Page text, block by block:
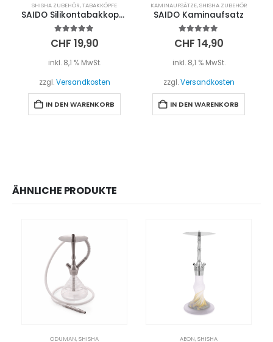
SHISHA ZUBEHÖR,TABAKKÖPFE
SAIDO Silikontabakkopf 7-Loch – Schwarz
5.00out of 5
CHF 19,90
inkl. 8,1 % MwSt.
zzgl.Versandkosten
IN DEN WARENKORB
KAMINAUFSÄTZE,SHISHA ZUBEHÖR
SAIDO Kaminaufsatz
5.00out of 5
CHF 14,90
inkl. 8,1 % MwSt.
zzgl.Versandkosten
IN DEN WARENKORB
ÄHNLICHE PRODUKTE
ODUMAN,SHISHA AEON,SHISHA